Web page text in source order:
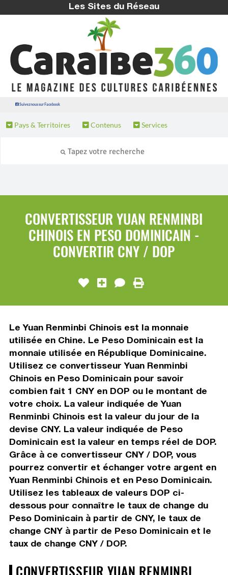
Les Sites du Réseau
Suivez nous sur Facebook
Pays & Territoires Contenus Services
CONVERTISSEUR YUAN RENMINBI
CHINOIS EN PESO DOMINICAIN -
CONVERTIR CNY / DOP
Le Yuan Renminbi Chinois est la monnaie
utilisée en Chine. Le Peso Dominicain est la
monnaie utilisée en République Dominicaine.
Utilisez ce convertisseur Yuan Renminbi
Chinois en Peso Dominicain pour savoir
combien fait 1 CNY en DOP ou le montant de
votre choix. La valeur indiquée de Yuan
Renminbi Chinois est la valeur du jour de la
devise CNY. La valeur indiquée de Peso
Dominicain est la valeur en temps réel de DOP.
Grâce à ce convertisseur CNY / DOP, vous
pourrez convertir et échanger votre argent en
Yuan Renminbi Chinois et en Peso Dominicain.
Utilisez les tableaux de valeurs DOP ci-
dessous pour connaître le taux de change du
Peso Dominicain à partir de CNY, le taux de
change CNY à partir de Peso Dominicain et le
taux de change CNY / DOP.
CONVERTISSEUR YUAN RENMINBI